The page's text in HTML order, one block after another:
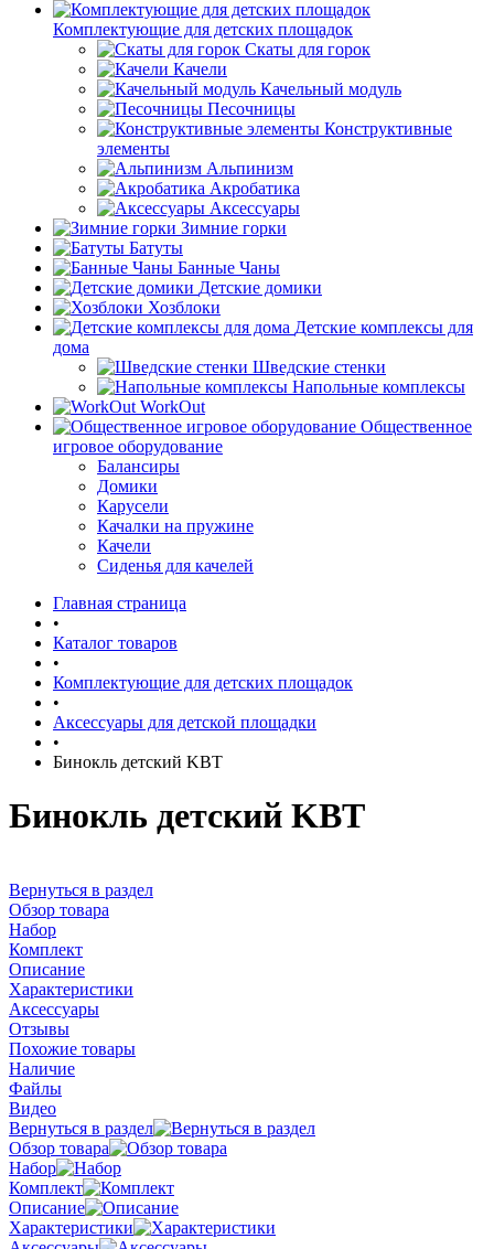
Комплектующие для детских площадок
Скаты для горок
Качели
Качельный модуль
Песочницы
Конструктивные
элементы
Альпинизм
Акробатика
Аксессуары
Зимние горки
Батуты
Банные Чаны
Детские домики
Хозблоки
Детские комплексы для
дома
Шведские стенки
Напольные комплексы
WorkOut
Общественное
игровое оборудование
Балансиры
Домики
Карусели
Качалки на пружине
Качели
Сиденья для качелей
Главная страница
•
Каталог товаров
•
Комплектующие для детских площадок
•
Аксессуары для детской площадки
•
Бинокль детский KBT
Бинокль детский KBT
Вернуться в раздел
Обзор товара
Набор
Комплект
Описание
Характеристики
Аксессуары
Отзывы
Похожие товары
Наличие
Файлы
Видео
Вернуться в раздел
Обзор товара
Набор
Комплект
Описание
Характеристики